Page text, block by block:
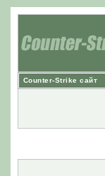
Counter-Strike сайт